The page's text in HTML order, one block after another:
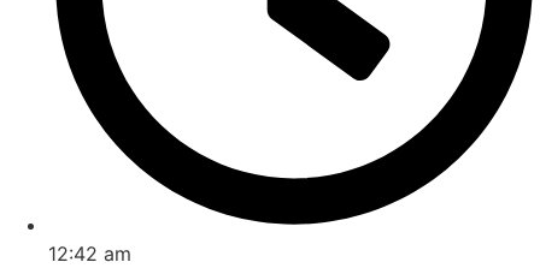
12:42 am